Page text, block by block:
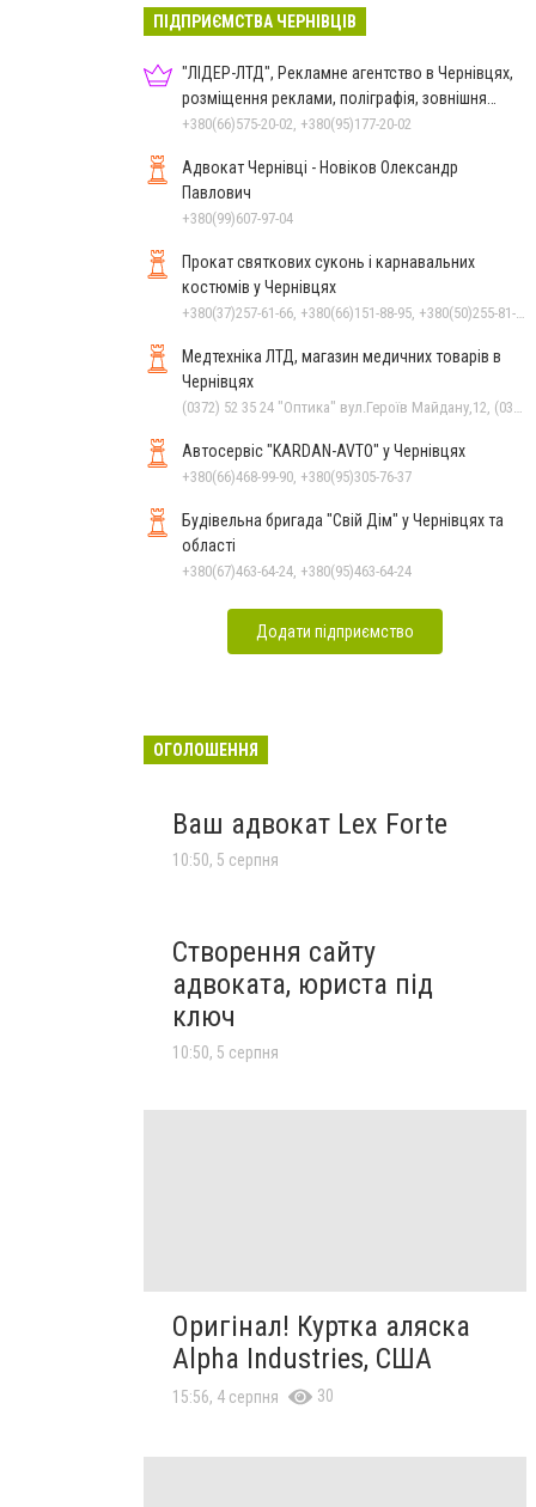
ПІДПРИЄМСТВА ЧЕРНІВЦІВ
"ЛІДЕР-ЛТД", Рекламне агентство в Чернівцях,
розміщення реклами, поліграфія, зовнішня
реклама
+380(66)575-20-02, +380(95)177-20-02
Адвокат Чернівці - Новіков Олександр
Павлович
+380(99)607-97-04
Прокат святкових суконь і карнавальних
костюмів у Чернівцях
Медтехніка ЛТД, магазин медичних товарів в
Чернівцях
Автосервіс "KARDAN-AVTO" у Чернівцях
+380(66)468-99-90, +380(95)305-76-37
Будівельна бригада "Свій Дім" у Чернівцях та
області
+380(67)463-64-24, +380(95)463-64-24
Додати підприємство
ОГОЛОШЕННЯ
Ваш адвокат Lex Forte
10:50, 5 серпня
Створення сайту
адвоката, юриста під
ключ
10:50, 5 серпня
Оригінал! Куртка аляска
Alpha Industries, США
15:56, 4 серпня 30